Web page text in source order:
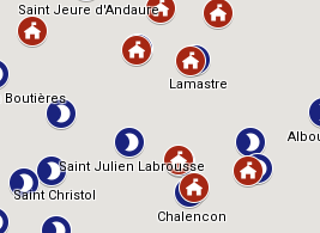
Nous n’envoyons pas de messages indésirables ! Lisez
notre
politique de confidentialité pour plus